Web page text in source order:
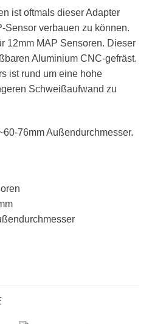
ist oftmals dieser Adapter
Sensor verbauen zu können.
12mm MAP Sensoren. Dieser
Aluminium CNC-gefräst.
ist rund um eine hohe
Schweißaufwand zu
76mm Außendurchmesser.